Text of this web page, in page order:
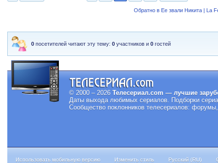
Обратно в Ее звали Никита | La
0 посетителей читают эту тему:0 участников и0 гостей
© 2000 – 2026 Телесериал.com — лучшие
Даты выхода любимых сериалов. Подборки
Сообщество поклонников телесериалов:
Использовать мобильную версию Изменить стиль Русский (RU)